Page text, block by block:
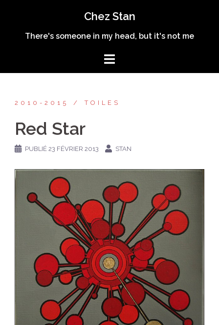
contenu
Chez Stan
There's someone in my head, but it's not me
2010-2015 TOILES
Red Star
PUBLIÉ 23 FÉVRIER 2013 STAN